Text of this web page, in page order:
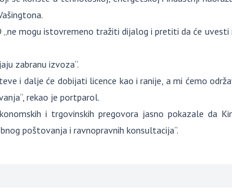
mogu istovremeno tražiti dijalog i pretiti da će uvesti
zabranu izvoza“.
i dalje će dobijati licence kao i ranije, a mi ćemo
rekao je portparol.
i trgovinskih pregovora jasno pokazale da
poštovanja i ravnopravnih konsultacija“.